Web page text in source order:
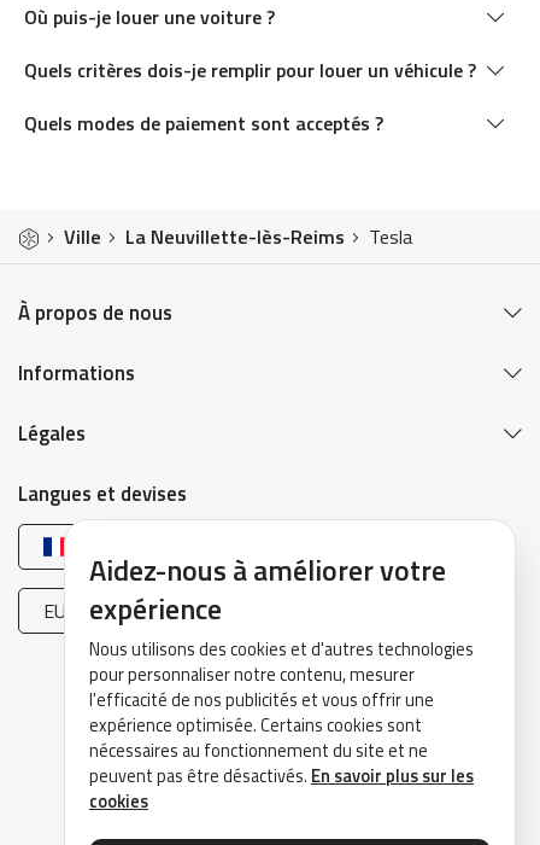
Où puis-je louer une voiture ?
Quels critères dois-je remplir pour louer un véhicule ?
Quels modes de paiement sont acceptés ?
Ville La Neuvillette-lès-Reims Tesla
À propos de nous
Informations
Légales
Langues et devises
EUR (€)
©2026 DrivePark - Tous droits réservés.
Aidez-nous à améliorer votre
expérience
Nous utilisons des cookies et d'autres technologies
pour personnaliser notre contenu, mesurer
l'efficacité de nos publicités et vous offrir une
expérience optimisée. Certains cookies sont
nécessaires au fonctionnement du site et ne
peuvent pas être désactivés. En savoir plus sur les
cookies